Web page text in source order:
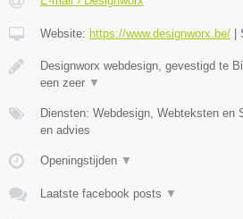
Website: https://www.designworx.be/
Designworx webdesign, gevestigd te
een zeer ▼
Diensten: Webdesign, Webteksten en
en advies
Openingstijden ▼
Laatste facebook posts ▼